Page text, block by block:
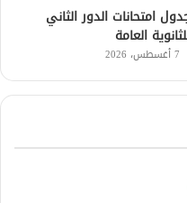
امتحانات الدور الثاني
العامة
7 أغسطس، 2026